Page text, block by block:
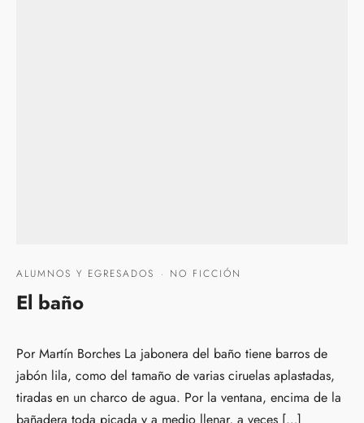
ALUMNOS Y EGRESADOS · NO FICCIÓN
El baño
Por Martín Borches La jabonera del baño tiene barros de
jabón lila, como del tamaño de varias ciruelas aplastadas,
tiradas en un charco de agua. Por la ventana, encima de la